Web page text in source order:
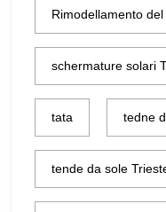
Rimodellamento
schermature solari
tata tedne
tende da sole